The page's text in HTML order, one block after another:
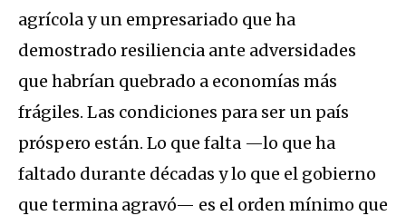
agrícola y un empresariado que ha
demostrado resiliencia ante adversidades
que habrían quebrado a economías más
frágiles. Las condiciones para ser un país
próspero están. Lo que falta —lo que ha
faltado durante décadas y lo que el gobierno
que termina agravó— es el orden mínimo que